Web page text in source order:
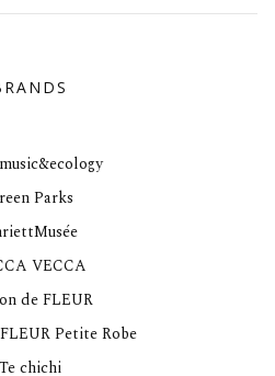
Parks
VECCA
de FLEUR
Petite Robe
Te chichi